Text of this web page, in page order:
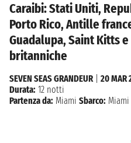
Caraibi: Stati Uniti,
Porto Rico, Antille
Guadalupa, Saint Kitts
britanniche
SEVEN SEAS GRANDEUR| 20 MAR
Durata: 12 notti
Partenza da: Miami Sbarco: Miami